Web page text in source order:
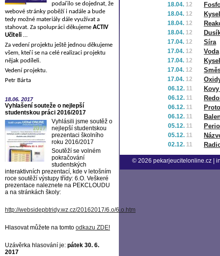
podařilo se dojednat, že
webové stránky poběží i nadále a bude
tedy možné materiály dále využívat a
stahovat. Za spolupráci děkujeme ACTIV
Učiteli …
Za vedení projektu ještě jednou děkujeme
všem, kteří se na celé realizaci projektu
nějak podíleli.
Vedení projektu.
Petr Bárta
18.06. 2017
Vyhlašení souteže o nejlepší
studentskou práci 2016/2017
Vyhlásili jsme soutěž o
nejlepší studentskou
prezentaci školního
roku 2016/2017
Soutěží se volném
pokračování
studentských
interaktivních prezentací, kde v letošním
roce soutěží výstupy třídy: 6.O. Veškeré
prezentace naleznete na PEKCLOUDU
a na stránkách školy:
http://websidepbtridy.wz.cz/20162017/6.o/6.o.htm
Hlasovat můžete na tomto odkazu ZDE!
Uzávěrka hlasování je: pátek 30. 6.
2017
18.04. 12
18.04. 12
18.04. 12
18.04. 12
17.04. 12 Síra
17.04. 12 Voda
17.04. 12
17.04. 12
17.04. 12
06.12. 11
06.12. 11
06.12. 11
06.12. 11
05.12. 11
05.12. 11
02.12. 11
© 2026 pekarjeucitelonline.cz